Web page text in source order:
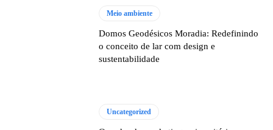
Meio ambiente
Domos Geodésicos Moradia: Redefinindo
o conceito de lar com design e
sustentabilidade
Uncategorized